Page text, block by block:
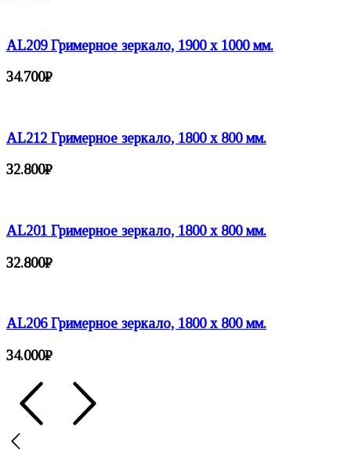
AL209 Гримерное зеркало, 1900 х 1000 мм.
34.700₽
AL212 Гримерное зеркало, 1800 х 800 мм.
32.800₽
AL201 Гримерное зеркало, 1800 х 800 мм.
32.800₽
AL206 Гримерное зеркало, 1800 х 800 мм.
34.000₽